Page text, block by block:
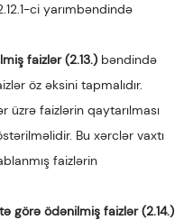
ci yarımbəndində
faizlər (2.13.) bəndində
öz əksini tapmalıdır.
üzrə faizlərin qaytarılması
Bu xərclər vaxtı
faizlərin
görə ödənilmiş faizlər (2.14.)